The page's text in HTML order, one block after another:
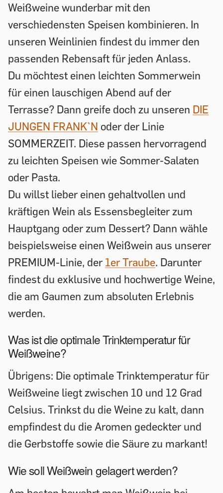
Weißweine wunderbar mit den
verschiedensten Speisen kombinieren. In
unseren Weinlinien findest du immer den
passenden Rebensaft für jeden Anlass.
Du möchtest einen leichten Sommerwein
für einen lauschigen Abend auf der
Terrasse? Dann greife doch zu unseren DIE
JUNGEN FRANK`N oder der Linie
SOMMERZEIT. Diese passen hervorragend
zu leichten Speisen wie Sommer-Salaten
oder Pasta.
Du willst lieber einen gehaltvollen und
kräftigen Wein als Essensbegleiter zum
Hauptgang oder zum Dessert? Dann wähle
beispielsweise einen Weißwein aus unserer
PREMIUM-Linie, der 1er Traube. Darunter
findest du exklusive und hochwertige Weine,
die am Gaumen zum absoluten Erlebnis
werden.
Was ist die optimale Trinktemperatur für
Weißweine?
Übrigens: Die optimale Trinktemperatur für
Weißweine liegt zwischen 10 und 12 Grad
Celsius. Trinkst du die Weine zu kalt, dann
empfindest du die Aromen gedeckter und
die Gerbstoffe sowie die Säure zu markant!
Wie soll Weißwein gelagert werden?